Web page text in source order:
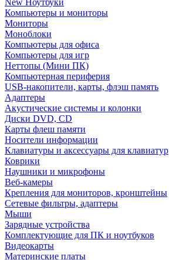
New Ноутбуки
Компьютеры и мониторы
Мониторы
Моноблоки
Компьютеры для офиса
Компьютеры для игр
Неттопы (Мини ПК)
Компьютерная периферия
USB-накопители, карты, флэш память
Адаптеры
Акустические системы и колонки
Диски DVD, CD
Карты флеш памяти
Носители информации
Клавиатуры и аксессуары для клавиатур
Коврики
Наушники и микрофоны
Веб-камеры
Крепления для мониторов, кронштейны
Сетевые фильтры, адаптеры
Мыши
Зарядные устройства
Комплектующие для ПК и ноутбуков
Видеокарты
Материнские платы